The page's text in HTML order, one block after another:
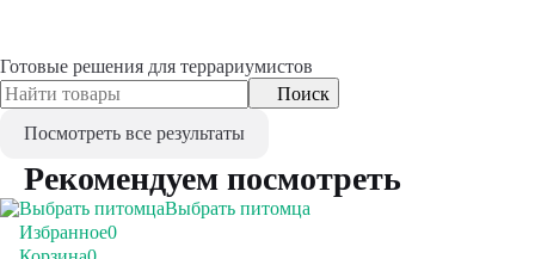
Готовые решения для террариумистов
Поиск
Посмотреть все результаты
Рекомендуем посмотреть
Выбрать питомца
Избранное0